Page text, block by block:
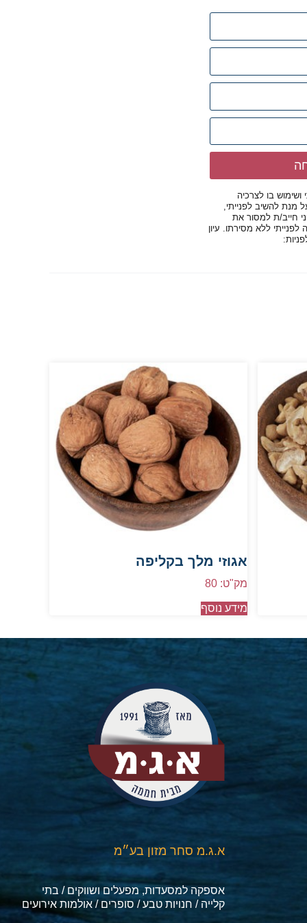
בו לצרכיה
מנת להשיב לפנייתי,
חייב/ת למסור את
ללא מסירתו. עיון
אגוזי מלך בקליפה
מק"ט: 80
מידע נוסף
א.ג.מ סחר מזון בע״מ
אספקה למסעדות, מפעלים ושווקים / בתי
קלייה / חנויות טבע / סופרים / אולמות אירועים